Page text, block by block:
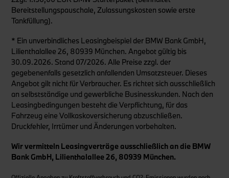
Bereitstellungspauschale, Zulassungskosten sowie erste
Tankfüllung).
* Ein unverbindliches Leasingbeispiel der BMW Bank GmbH,
Lilienthalallee 26, 80939 München. Angebot gültig bis
30.09.2026. Stand 07/2026. Alle Preise zzgl. der
gegebenenfalls gesetzlich anfallenden Umsatzsteuer. Dieses
Angebot gilt nicht für Verbraucher. Es richtet sich ausschließlich
an selbstständige und gewerbliche Businesskunden. Nach den
Leasingbedingungen besteht die Verpflichtung, für das
Fahrzeug eine Vollkaskoversicherung abzuschließen.
Druckfehler, Irrtümer und Änderungen vorbehalten.
Wir vermitteln Leasingverträge ausschließlich an die BMW
Bank GmbH, Lilienthalallee 26, 80939 München.